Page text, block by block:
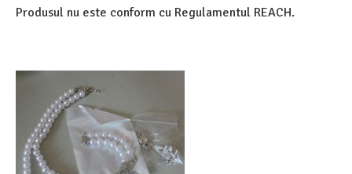
Produsul nu este conform cu Regulamentul REACH.